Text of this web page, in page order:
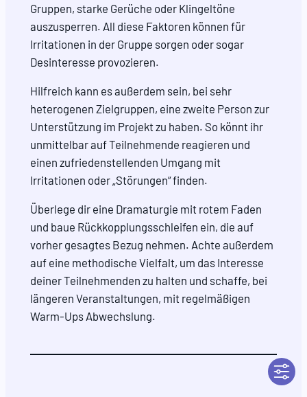
Gruppen, starke Gerüche oder Klingeltöne
auszusperren. All diese Faktoren können für
Irritationen in der Gruppe sorgen oder sogar
Desinteresse provozieren.
Hilfreich kann es außerdem sein, bei sehr
heterogenen Zielgruppen, eine zweite Person zur
Unterstützung im Projekt zu haben. So könnt ihr
unmittelbar auf Teilnehmende reagieren und
einen zufriedenstellenden Umgang mit
Irritationen oder „Störungen“ finden.
Überlege dir eine Dramaturgie mit rotem Faden
und baue Rückkopplungsschleifen ein, die auf
vorher gesagtes Bezug nehmen. Achte außerdem
auf eine methodische Vielfalt, um das Interesse
deiner Teilnehmenden zu halten und schaffe, bei
längeren Veranstaltungen, mit regelmäßigen
Warm-Ups Abwechslung.